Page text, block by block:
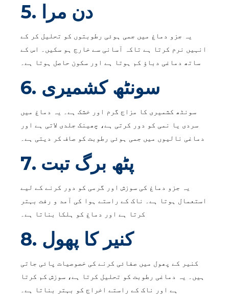
5. دن مرا
یہ جزو دماغ میں جمی ہوئی رطوبتوں کو تحلیل کر کے
انہیں نرم کرتا ہے تاکہ آسانی سے خارج ہو سکیں۔ اس کے
ساتھ دماغی دباؤ کم ہوتا ہے اور سکون حاصل ہوتا ہے۔
6. سونٹھ کشمیری
سونٹھ کشمیری کا مزاج گرم اور خشک ہے۔ یہ دماغ میں
سردی یا نمی کو دور کرتی ہے، چھینک جلدی لاتی ہے اور
دماغی نالیوں میں جمی ہوئی رطوبت کو صاف کر دیتی ہے۔
7. پٹھ برگ تبت
یہ جزو دماغ کی سوزش اور گرمی کو دور کرنے کے لیے
استعمال ہوتا ہے۔ ناک کے راستے ہوا کی آمد و رفت بہتر
کرتا ہے اور دماغ کو ہلکا بناتا ہے۔
8. کنیر کا پھول
کنیر کے پھول میں صفائی کرنے کی خصوصیات پائی جاتی
ہیں۔ یہ دماغی رطوبت کو تحلیل کرتا ہے، سوزش کم کرتا
ہے اور ناک کے راستے اخراج کو بہتر بناتا ہے۔